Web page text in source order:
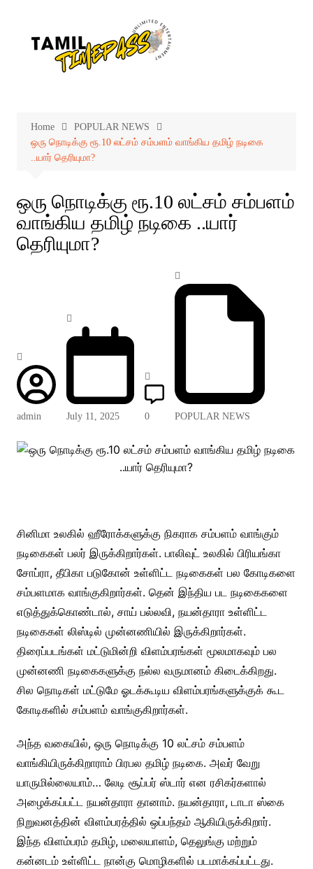
Home
POPULAR NEWS
ஒரு நொடிக்கு ரூ.10 லட்சம் சம்பளம் வாங்கிய தமிழ் நடிகை
..யார் தெரியுமா?
ஒரு நொடிக்கு ரூ.10 லட்சம் சம்பளம்
வாங்கிய தமிழ் நடிகை ..யார்
தெரியுமா?
admin July 11, 2025 0 POPULAR NEWS
சினிமா உலகில் ஹீரோக்களுக்கு நிகராக சம்பளம் வாங்கும்
நடிகைகள் பலர் இருக்கிறார்கள். பாலிவுட் உலகில் பிரியங்கா
சோப்ரா, தீபிகா படுகோன் உள்ளிட்ட நடிகைகள் பல கோடிகளை
சம்பளமாக வாங்குகிறார்கள். தென் இந்திய பட நடிகைகளை
எடுத்துக்கொண்டால், சாய் பல்லவி, நயன்தாரா உள்ளிட்ட
நடிகைகள் லிஸ்டில் முன்னணியில் இருக்கிறார்கள்.
திரைப்படங்கள் மட்டுமின்றி விளம்பரங்கள் மூலமாகவும் பல
முன்னணி நடிகைகளுக்கு நல்ல வருமானம் கிடைக்கிறது.
சில நொடிகள் மட்டுமே ஓடக்கூடிய விளம்பரங்களுக்குக் கூட
கோடிகளில் சம்பளம் வாங்குகிறார்கள்.
அந்த வகையில், ஒரு நொடிக்கு 10 லட்சம் சம்பளம்
வாங்கியிருக்கிறாராம் பிரபல தமிழ் நடிகை. அவர் வேறு
யாருமில்லையாம்… லேடி சூப்பர் ஸ்டார் என ரசிகர்களால்
அழைக்கப்பட்ட நயன்தாரா தானாம். நயன்தாரா, டாடா ஸ்கை
நிறுவனத்தின் விளம்பரத்தில் ஒப்பந்தம் ஆகியிருக்கிறார்.
இந்த விளம்பரம் தமிழ், மலையாளம், தெலுங்கு மற்றும்
கன்னடம் உள்ளிட்ட நான்கு மொழிகளில் படமாக்கப்பட்டது.